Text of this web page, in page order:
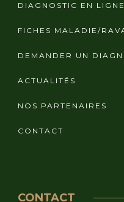
DIAGNOSTIC EN LIGNE
FICHES MALADIE/
DEMANDER UN
ACTUALITÉS
NOS PARTENAIRES
CONTACT
CONTACT